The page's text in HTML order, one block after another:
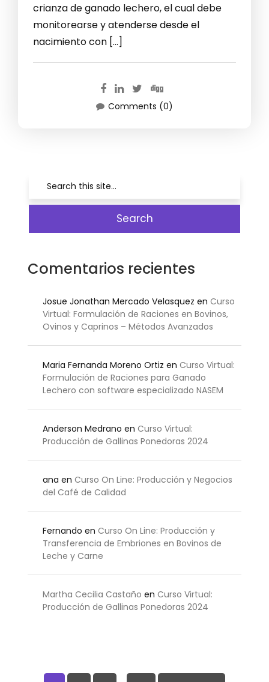
crianza de ganado lechero, el cual debe
monitorearse y atenderse desde el
nacimiento con […]
Comments (0)
Comentarios recientes
Josue Jonathan Mercado Velasquez en Curso
Virtual: Formulación de Raciones en Bovinos,
Ovinos y Caprinos – Métodos Avanzados
Maria Fernanda Moreno Ortiz en Curso Virtual:
Formulación de Raciones para Ganado
Lechero con software especializado NASEM
Anderson Medrano en Curso Virtual:
Producción de Gallinas Ponedoras 2024
ana en Curso On Line: Producción y Negocios
del Café de Calidad
Fernando en Curso On Line: Producción y
Transferencia de Embriones en Bovinos de
Leche y Carne
Martha Cecilia Castaño en Curso Virtual:
Producción de Gallinas Ponedoras 2024